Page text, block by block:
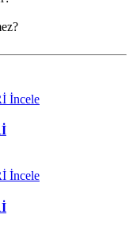
İncele
İncele